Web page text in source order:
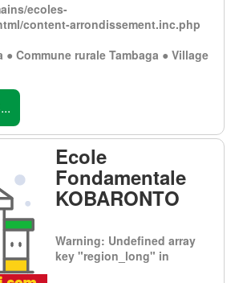
ecoles-
content-arrondissement.inc.php
● Commune rurale Tambaga ● Village
Ecole
Fondamentale
KOBARONTO
Warning: Undefined array
key "region_long" in